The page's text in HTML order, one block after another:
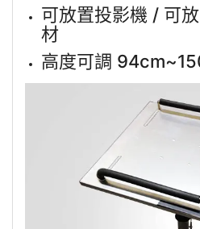
可放置投影機 / 可
材
高度可調